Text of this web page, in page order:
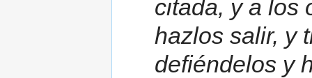
citada, y a los
hazlos salir, y
defiéndelos y